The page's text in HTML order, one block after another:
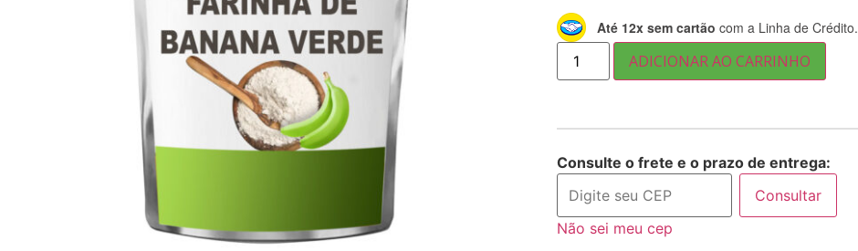
Até 12x sem cartão com a Linha de Crédito.
ADICIONAR AO CARRINHO
Consulte o frete e o prazo de entrega:
Consultar
Não sei meu cep